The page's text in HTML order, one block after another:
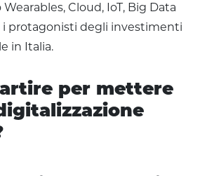
Cloud, IoT, Big Data
protagonisti degli investimenti
in Italia.
per mettere